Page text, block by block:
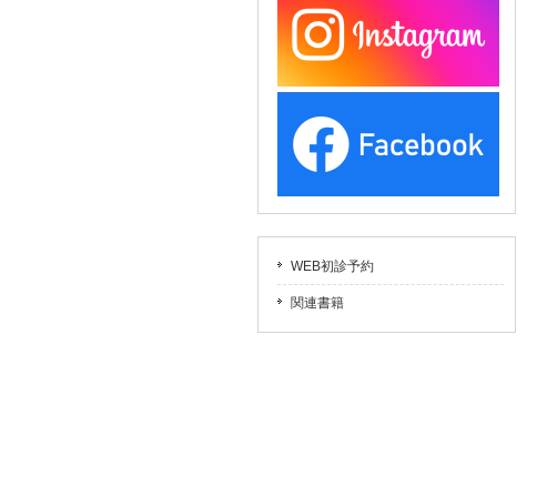
WEB初診予約
関連書籍